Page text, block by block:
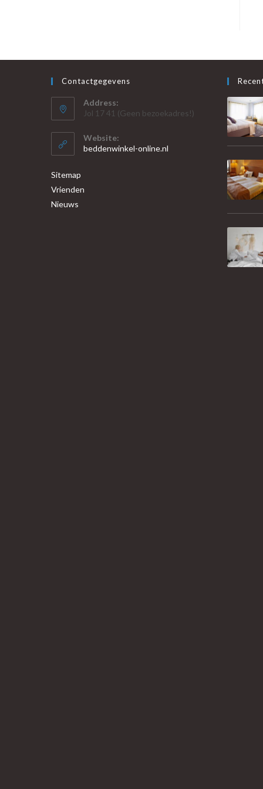
Contactgegevens
Address:
Jol 17 41 (Geen bezoekadres!)
Website:
beddenwinkel-online.nl
Sitemap
Vrienden
Nieuws